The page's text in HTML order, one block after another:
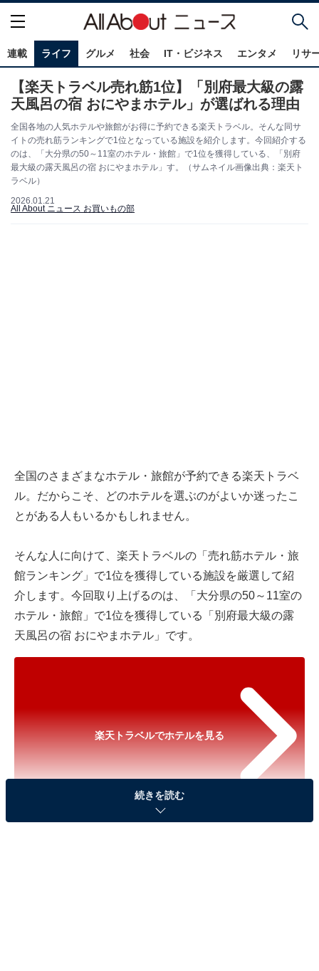
連載 ライフ グルメ 社会 IT・ビジネス エンタメ リサ
【楽天トラベル売れ筋1位】「別府最大級の露
天風呂の宿 おにやまホテル」が選ばれる理由
全国各地の人気ホテルや旅館がお得に予約できる楽天トラベル。そんな同サ
イトの売れ筋ランキングで1位となっている施設を紹介します。今回紹介する
のは、「大分県の50～11室のホテル・旅館」で1位を獲得している、「別府
最大級の露天風呂の宿 おにやまホテル」す。（サムネイル画像出典：楽天ト
ラベル）
2026.01.21
All About ニュース お買いもの部
全国のさまざまなホテル・旅館が予約できる楽天トラベ
ル。だからこそ、どのホテルを選ぶのがよいか迷ったこ
とがある人もいるかもしれません。
そんな人に向けて、楽天トラベルの「売れ筋ホテル・旅
館ランキング」で1位を獲得している施設を厳選して紹
介します。今回取り上げるのは、「大分県の50～11室の
ホテル・旅館」で1位を獲得している「別府最大級の露
天風呂の宿 おにやまホテル」です。
楽天トラベルでホテルを見る
続きを読む